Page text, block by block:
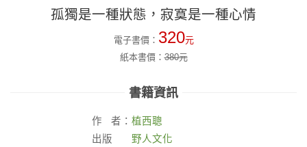
孤獨是一種狀態，寂寞是一種心情
電子書價： 320元
紙本書價：380元
書籍資訊
作 者： 植西聰
出版
野人文化